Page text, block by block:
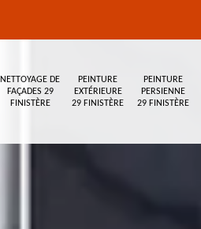
NETTOYAGE DE
FAÇADES 29
FINISTÈRE
PEINTURE
EXTÉRIEURE
29 FINISTÈRE
PEINTURE
PERSIENNE
29 FINISTÈRE